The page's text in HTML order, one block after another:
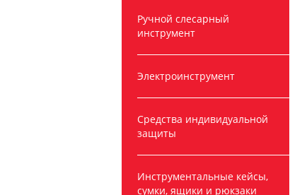
Ручной слесарный
инструмент
Электроинструмент
Средства индивидуальной
защиты
Инструментальные кейсы,
сумки, ящики и рюкзаки